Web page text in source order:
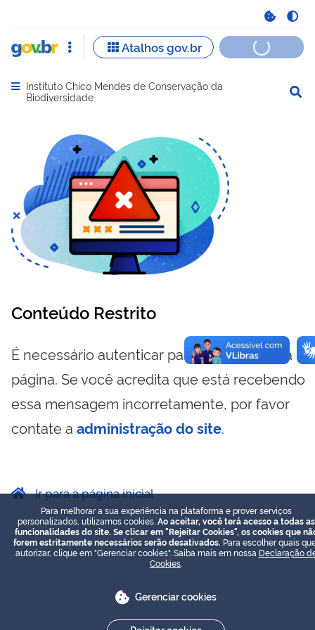
Abrir menu principal de navegação
Instituto Chico Mendes de Conservação da
Biodiversidade
Conteúdo Restrito
É necessário autenticar para visualizar essa
página. Se você acredita que está recebendo
essa mensagem incorretamente, por favor
contate a administração do site.
Ir para a página inicial
Para melhorar a sua experiência na plataforma e prover serviços
personalizados, utilizamos cookies. Ao aceitar, você terá acesso a todas as
funcionalidades do site. Se clicar em "Rejeitar Cookies", os cookies que
forem estritamente necessários serão desativados. Para escolher quais
autorizar, clique em "Gerenciar cookies". Saiba mais em nossa Declaração
Cookies
Gerenciar cookies